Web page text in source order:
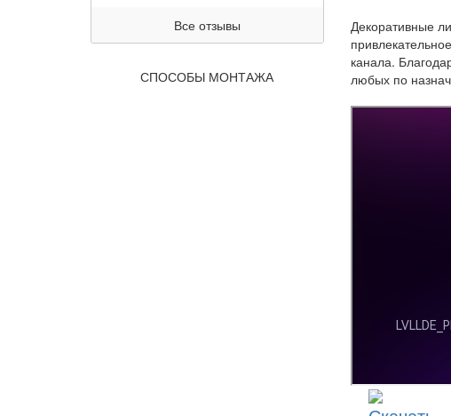
Декоративные
канала.
любых по
Все отзывы
СПОСОБЫ МОНТАЖА